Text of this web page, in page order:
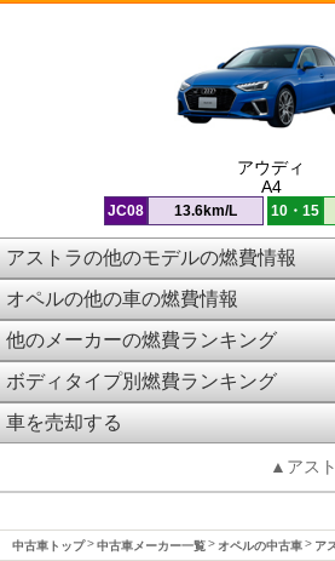
アウディ
A4
JC08 13.6km/L 10・15
アストラの他のモデルの燃費情報
オペルの他の車の燃費情報
他のメーカーの燃費ランキング
ボディタイプ別燃費ランキング
車を売却する
▲アス
中古車トップ 中古車メーカー一覧 オペルの中古車 ア